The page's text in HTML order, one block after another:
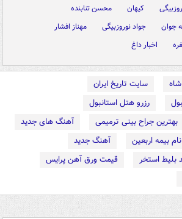
کیهان
محسن تنابنده
جوان جواد نوروزبیگی
مهناز افشار
اخبار داغ
سایت تاریخ ایران
رزرو هتل استانبول
بهترین جراح بینی ترمیمی
آهنگ های جدید
بیمه اربعین
آهنگ جدید
بلیط استخر
قیمت ورق آهن پرایس